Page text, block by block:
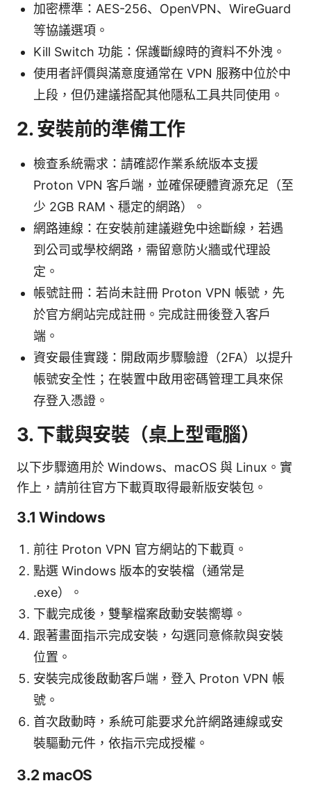
加密標準：AES-256、OpenVPN、WireGuard
等協議選項。
Kill Switch 功能：保護斷線時的資料不外洩。
使用者評價與滿意度通常在 VPN 服務中位於中
上段，但仍建議搭配其他隱私工具共同使用。
2. 安裝前的準備工作
檢查系統需求：請確認作業系統版本支援
Proton VPN 客戶端，並確保硬體資源充足（至
少 2GB RAM、穩定的網路）。
網路連線：在安裝前建議避免中途斷線，若遇
到公司或學校網路，需留意防火牆或代理設
定。
帳號註冊：若尚未註冊 Proton VPN 帳號，先
於官方網站完成註冊。完成註冊後登入客戶
端。
資安最佳實踐：開啟兩步驟驗證（2FA）以提升
帳號安全性；在裝置中啟用密碼管理工具來保
存登入憑證。
3. 下載與安裝（桌上型電腦）
以下步驟適用於 Windows、macOS 與 Linux。實
作上，請前往官方下載頁取得最新版安裝包。
3.1 Windows
前往 Proton VPN 官方網站的下載頁。
點選 Windows 版本的安裝檔（通常是
.exe）。
下載完成後，雙擊檔案啟動安裝嚮導。
跟著畫面指示完成安裝，勾選同意條款與安裝
位置。
安裝完成後啟動客戶端，登入 Proton VPN 帳
號。
首次啟動時，系統可能要求允許網路連線或安
裝驅動元件，依指示完成授權。
3.2 macOS